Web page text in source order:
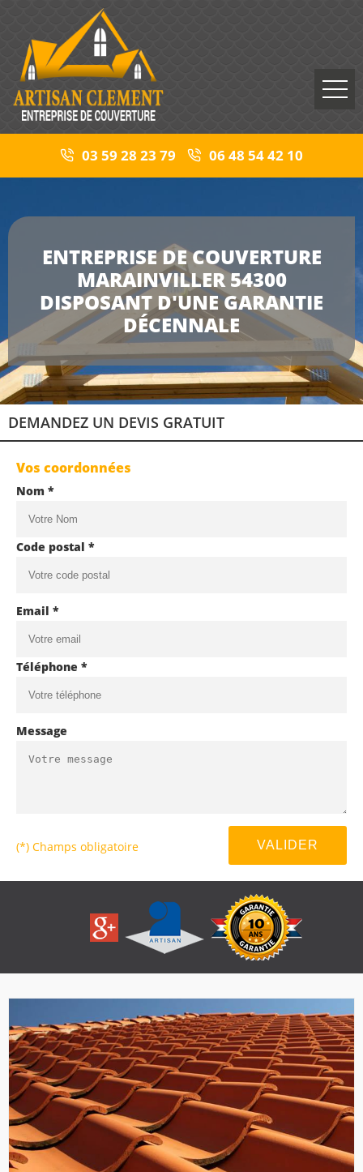
03 59 28 23 79 06 48 54 42 10
ENTREPRISE DE COUVERTURE
MARAINVILLER 54300
DISPOSANT D'UNE GARANTIE
DÉCENNALE
DEMANDEZ UN DEVIS GRATUIT
Vos coordonnées
Nom *
Code postal *
Email *
Téléphone *
Message
(*) Champs obligatoire